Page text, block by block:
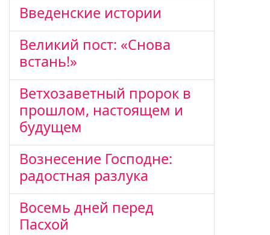
Введенские истории
Великий пост: «Снова
встань!»
Ветхозаветный пророк в
прошлом, настоящем и
будущем
Вознесение Господне:
радостная разлука
Восемь дней перед
Пасхой